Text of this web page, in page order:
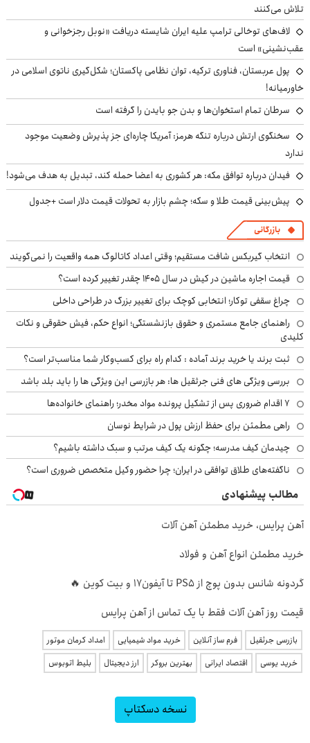
تلاش می‌کنند
لاف‌های توخالی ترامپ علیه ایران شایسته دریافت «نوبل رجزخوانی و
عقب‌نشینی» است
پول عربستان، فناوری ترکیه، توان نظامی پاکستان؛ شکل‌گیری ناتوی اسلامی در
خاورمیانه!
سرطان تمام استخوان‌ها و بدن جو بایدن را گرفته است
سخنگوی ارتش درباره تنگه هرمز: آمریکا چاره‌ای جز پذیرش وضعیت موجود
ندارد
فیدان درباره توافق مکه: هر کشوری به اعضا حمله کند، تبدیل به هدف می‌شود!
پیش‌بینی قیمت طلا و سکه؛ چشم بازار به تحولات قیمت دلار است +جدول
بازرگانی
انتخاب گیربکس شافت مستقیم؛ وقتی اعداد کاتالوگ همه واقعیت را نمی‌گویند
قیمت اجاره ماشین در کیش در سال ۱۴۰۵ چقدر تغییر کرده است؟
چراغ سقفی توکار؛ انتخابی کوچک برای تغییر بزرگ در طراحی داخلی
راهنمای جامع مستمری و حقوق بازنشستگی؛ انواع حکم، فیش حقوقی و نکات
کلیدی
ثبت برند یا خرید برند آماده : کدام راه برای کسب‌وکار شما مناسب‌تر است؟
بررسی ویژگی های فنی جرثقیل ها: هر بازرسی این ویژگی ها را باید بلد باشد
۷ اقدام ضروری پس از تشکیل پرونده مواد مخدر؛ راهنمای خانواده‌ها
راهی مطمئن برای حفظ ارزش پول در شرایط نوسان
چیدمان کیف مدرسه؛ چگونه یک کیف مرتب و سبک داشته باشیم؟
ناگفته‌های طلاق توافقی در ایران؛ چرا حضور وکیل متخصص ضروری است؟
مطالب پیشنهادی
آهن پرایس، خرید مطمئن آهن آلات
خرید مطمئن انواع آهن و فولاد
گردونه شانس بدون پوچ از PS5 تا آیفون17 و بیت کوین 🔥
قیمت روز آهن آلات فقط با یک تماس از آهن پرایس
بازرسی جرثقیل فرم ساز آنلاین خرید مواد شیمیایی
امداد کرمان موتور
خرید یوسی
اقتصاد ایرانی بهترین بروکر ارز دیجیتال بلیط اتوبوس
نسخه دسکتاپ